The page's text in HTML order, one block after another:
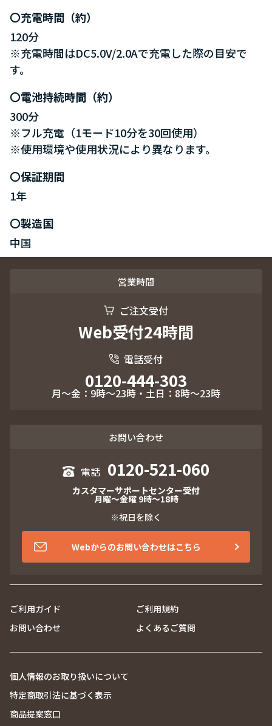
充電時間（約）
120分
※充電時間はDC5.0V/2.0Aで充電した際の目安で
す。
電池持続時間（約）
300分
※フル充電（1モード10分を30回使用）
※使用環境や使用状況により異なります。
保証期間
1年
製造国
中国
営業時間
ご注文受付
Web受付24時間
電話受付
0120-444-303
月～金：9時～23時・土日：8時～23時
お問い合わせ
0120-521-060
カスタマーサポートセンター受付
月曜～金曜 9時～18時
※祝日を除く
Webからのお問い合わせはこちら
ご利用ガイド
ご利用規約
お問い合わせ
よくあるご質問
個人情報のお取り扱いについて
特定商取引法に基づく表示
商品提案窓口